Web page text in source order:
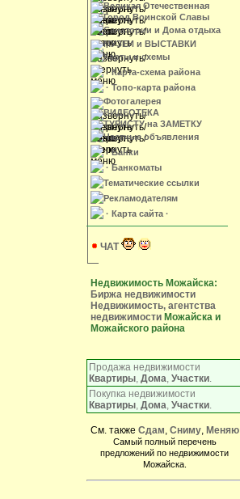
Великая Отечественная
Город Воинской Славы
Санатории и Дома отдыха
МУЗЕИ и ВЫСТАВКИ
Карты и схемы
· Карта-схема района
· Топо-карта района
Фотогалерея
ВИДЕОТЕКА
ТУРИСТУ на ЗАМЕТКУ
Частные объявления
· Банки
· Банкоматы
Тематические ссылки
Рекламодателям
· Карта сайта ·
ЧАТ
Недвижимость Можайска:
Биржа недвижимости
Недвижимость, агентства
недвижимости Можайска и
Можайского района
Продажа недвижимости
Квартиры, Дома, Участки.
Покупка недвижимости
Квартиры, Дома, Участки.
См. также Сдам, Сниму, Меняю
Самый полный перечень
предложений по недвижимости
Можайска.